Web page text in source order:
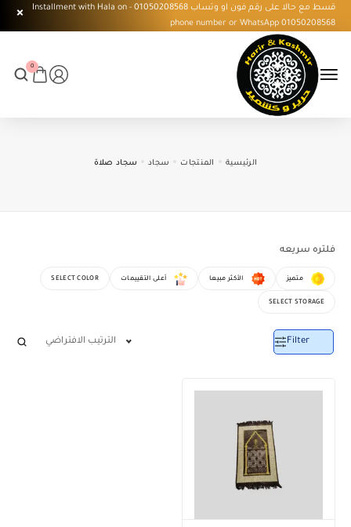
قسط مع حالا على رقم فون او وتساب 01050208568 - Installment with Hala on
phone number or WhatsApp 01050208568
0
الرئيسية المنتجات سجاد سجاد صلاة
فلتره سريعه
متميز الأكثر مبيعا أعلى التقييمات SELECT COLOR
SELECT STORAGE
Filter الترتيب الافتراضي